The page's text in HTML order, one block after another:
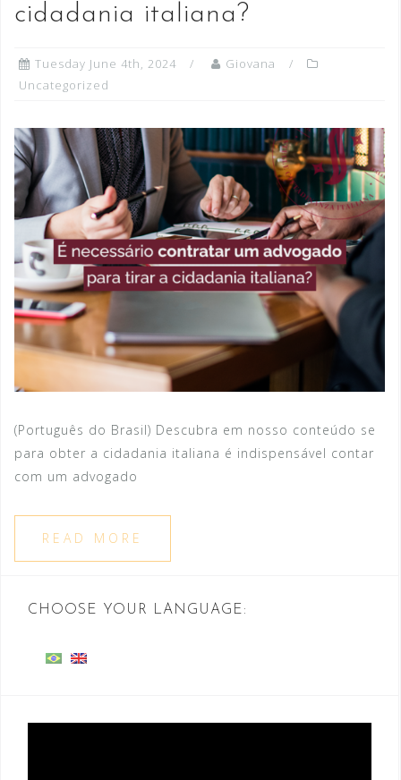
cidadania italiana?
Tuesday June 4th, 2024
Giovana
Uncategorized
(Português do Brasil) Descubra em nosso conteúdo se
para obter a cidadania italiana é indispensável contar
com um advogado
READ MORE
CHOOSE YOUR LANGUAGE: